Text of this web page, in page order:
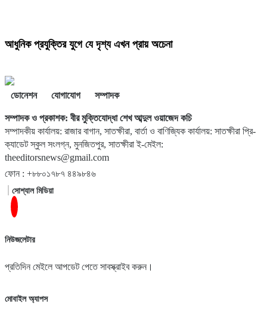
আধুনিক প্রযুক্তির যুগে যে দৃশ্য এখন প্রায় অচেনা
ডোনেশন যোগাযোগ সম্পাদক
সম্পাদক ও প্রকাশক: বীর মুক্তিযোদ্ধা শেখ আব্দুল ওয়াজেদ কচি
সম্পাদকীয় কার্যালয়: রাজার বাগান, সাতক্ষীরা, বার্তা ও বাণিজ্যিক কার্যালয়: সাতক্ষীরা প্রি-
ক্যাডেট স্কুল সংলগ্ন, মুনজিতপুর, সাতক্ষীরা ই-মেইল:
theeditorsnews@gmail.com
ফোন : +৮৮০১৭৮৭ ৪৪৯৮৪৬
সোশ্যাল মিডিয়া
নিউজলেটার
প্রতিদিন মেইলে আপডেট পেতে সাবস্ক্রাইব করুন।
মোবাইল অ্যাপস